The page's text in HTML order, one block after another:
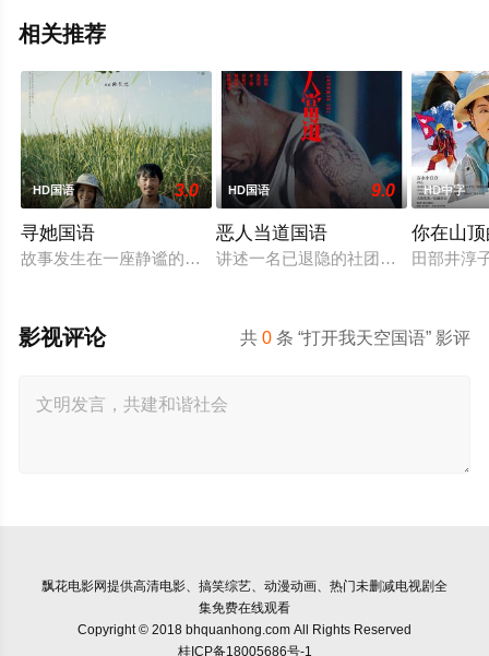
相关推荐
HD国语 3.0
寻她国语
故事发生在一座静谧的南方蔗村，齐齐整整的陈凤娣（舒淇 饰
HD国语 9.0
恶人当道国语
讲述一名已退隐的社团老大，因一群
HD中字
你在山
田部井淳
共0 条 “打开我天空国语” 影评
影视评论
飘花电影网提供高清电影、搞笑综艺、动漫动画、热门未删减电视剧全
集免费在线观看
Copyright © 2018 bhquanhong.com All Rights Reserved
桂ICP备18005686号-1